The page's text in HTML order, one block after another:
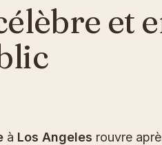
et
à Los Angeles rouvre